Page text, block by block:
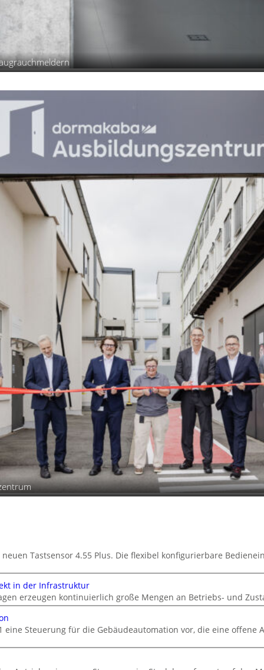
Tastsensor 4.55 Plus. Die flexibel konfigurierbare
in der Infrastruktur
erzeugen kontinuierlich große Mengen an Betriebs- und
eine Steuerung für die Gebäudeautomation vor, die eine